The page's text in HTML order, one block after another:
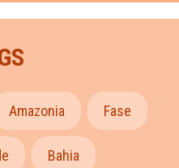
Amazonia Fase
Bahia